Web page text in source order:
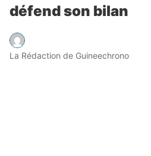
défend son bilan
La Rédaction de Guineechrono